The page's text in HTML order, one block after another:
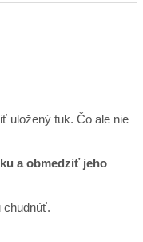
uložený tuk. Čo ale nie
a obmedziť jeho
chudnúť.